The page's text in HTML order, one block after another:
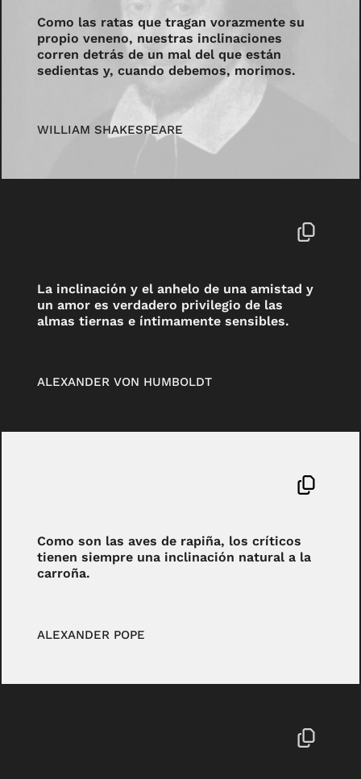
Como las ratas que tragan vorazmente su
propio veneno, nuestras inclinaciones
corren detrás de un mal del que están
sedientas y, cuando debemos, morimos.
WILLIAM SHAKESPEARE
La inclinación y el anhelo de una amistad y
un amor es verdadero privilegio de las
almas tiernas e íntimamente sensibles.
ALEXANDER VON HUMBOLDT
Como son las aves de rapiña, los críticos
tienen siempre una inclinación natural a la
carroña.
ALEXANDER POPE